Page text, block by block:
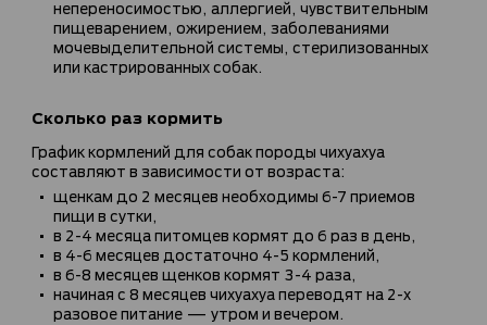
непереносимостью, аллергией, чувствительным
пищеварением, ожирением, заболеваниями
мочевыделительной системы, стерилизованных
или кастрированных собак.
Сколько раз кормить
График кормлений для собак породы чихуахуа
составляют в зависимости от возраста:
щенкам до 2 месяцев необходимы 6-7 приемов
пищи в сутки,
в 2-4 месяца питомцев кормят до 6 раз в день,
в 4-6 месяцев достаточно 4-5 кормлений,
в 6-8 месяцев щенков кормят 3-4 раза,
начиная с 8 месяцев чихуахуа переводят на 2-х
разовое питание — утром и вечером.